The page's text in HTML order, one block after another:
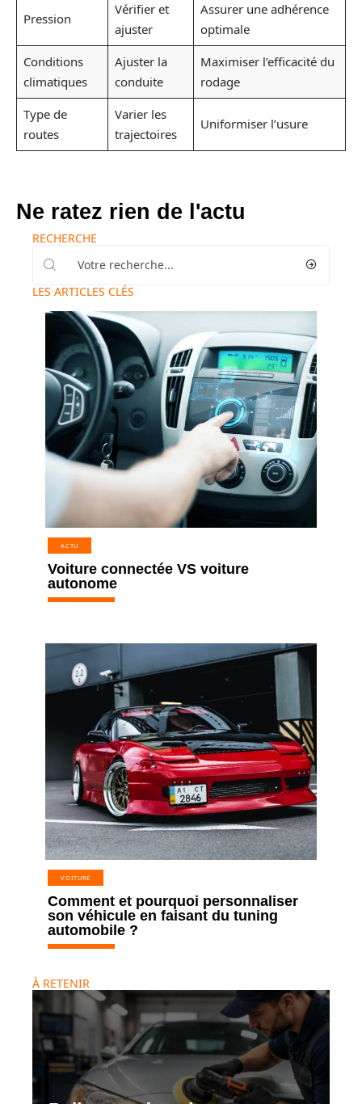
Pression
Vérifier et
ajuster
Assurer une adhérence
optimale
Conditions
climatiques
Ajuster la
conduite
Maximiser l’efficacité du
rodage
Type de
routes
Varier les
trajectoires
Uniformiser l’usure
Ne ratez rien de l'actu
RECHERCHE
LES ARTICLES CLÉS
ACTU
Voiture connectée VS voiture
autonome
VOITURE
Comment et pourquoi personnaliser
son véhicule en faisant du tuning
automobile ?
À RETENIR